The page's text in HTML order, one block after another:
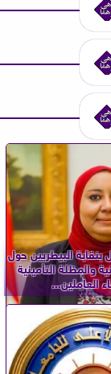
البيطريين حول
والمظلة التأمينية
العاملين...